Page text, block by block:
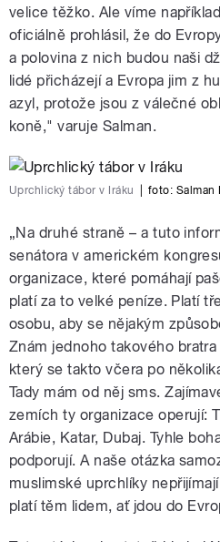
velice těžko. Ale víme
oficiálně prohlásil, že do
a polovina z nich budou naši
lidé přicházejí a Evropa jim z
azyl, protože jsou z válečné
koně," varuje Salman.
Uprchlický tábor v Iráku foto: Salman
„Na druhé straně – a tuto
senátora v americkém
organizace, které pomáhají
platí za to velké peníze. Platí
osobu, aby se nějakým
Znám jednoho takového
který se takto včera po
Tady mám od něj sms.
zemích ty organizace operují:
Arábie, Katar, Dubaj. Tyhle
podporují. A naše otázka
muslimské uprchlíky
platí těm lidem, ať jdou do